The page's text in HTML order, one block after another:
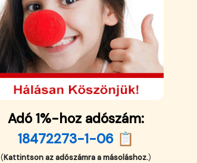
Adó 1%-hoz adószám:
18472273-1-06 📋
(Kattintson az adószámra a másoláshoz.)